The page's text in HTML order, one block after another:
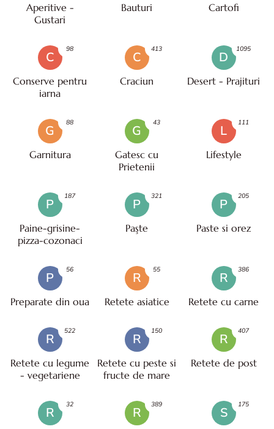
Aperitive -
Gustari
Bauturi Cartofi
C
Conserve pentru
iarna
98
C
Craciun
413
D
Desert - Prajituri
1095
G
Garnitura
88
G
Gatesc cu
Prietenii
43
L
Lifestyle
111
P
Paine-grisine-
pizza-cozonaci
187
P
Paşte
321
P
Paste si orez
205
P
Preparate din oua
56
R
Retete asiatice
55
R
Retete cu carne
386
R
Retete cu legume
- vegetariene
522
R
Retete cu peste si
fructe de mare
150
R
Retete de post
407
R
32
R
389
S
175